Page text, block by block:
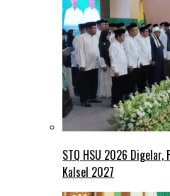
STQ HSU 2026 Digelar,
Kalsel 2027